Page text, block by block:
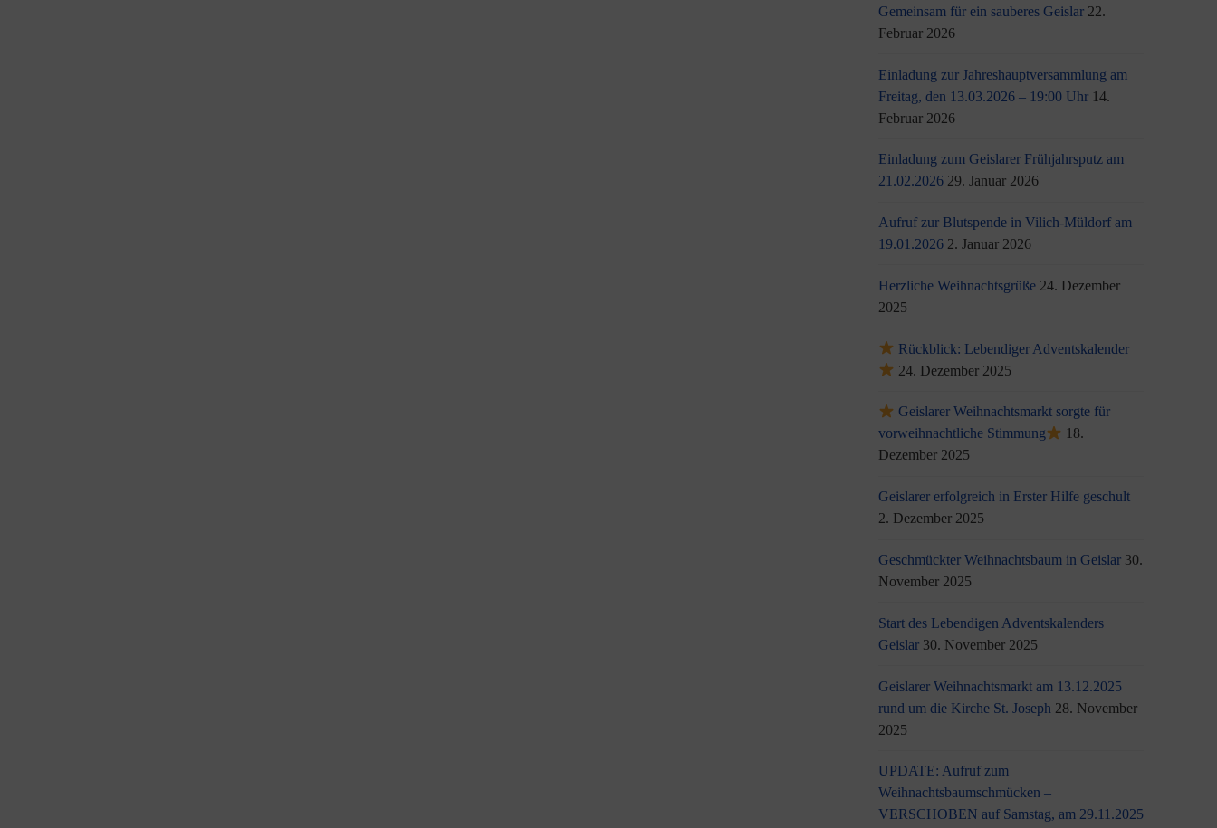
Gemeinsam für ein sauberes Geislar 22.
Februar 2026
Einladung zur Jahreshauptversammlung am
Freitag, den 13.03.2026 – 19:00 Uhr 14.
Februar 2026
Einladung zum Geislarer Frühjahrsputz am
21.02.2026 29. Januar 2026
Aufruf zur Blutspende in Vilich-Müldorf am
19.01.2026 2. Januar 2026
Herzliche Weihnachtsgrüße 24. Dezember
2025
Rückblick: Lebendiger Adventskalender
24. Dezember 2025
Geislarer Weihnachtsmarkt sorgte für
vorweihnachtliche Stimmung
18.
Dezember 2025
Geislarer erfolgreich in Erster Hilfe geschult
2. Dezember 2025
Geschmückter Weihnachtsbaum in Geislar 30.
November 2025
Start des Lebendigen Adventskalenders
Geislar 30. November 2025
Geislarer Weihnachtsmarkt am 13.12.2025
rund um die Kirche St. Joseph 28. November
2025
UPDATE: Aufruf zum
Weihnachtsbaumschmücken –
VERSCHOBEN auf Samstag, am 29.11.2025